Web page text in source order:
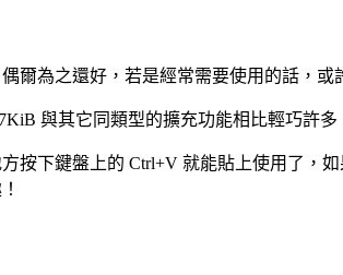
爾為之還好，若是經常需要使用的話，
與其它同類型的擴充功能相比輕巧許
按下鍵盤上的 Ctrl+V 就能貼上使用了，